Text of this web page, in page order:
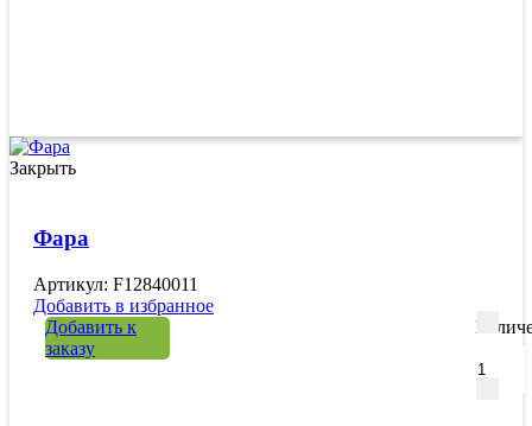
Закрыть
Фара
Артикул: F12840011
Добавить в избранное
Добавить к
заказу